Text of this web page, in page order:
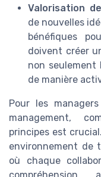
Valorisation
de nouvelles
bénéfiques
doivent créer
non seulement
de manière
Pour les
management,
principes est
environnement de
où chaque
compréhension